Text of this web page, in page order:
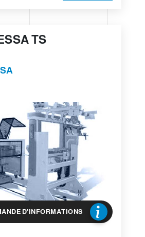
TS
D'INFORMATIONS